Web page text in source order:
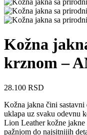
Kožna
krznom –
28.100 RSD
Kožna jakna čini sastavni
uklapa uz svaku odevnu
Lion Leather kožne jakne
pažnjom do najsitnijih